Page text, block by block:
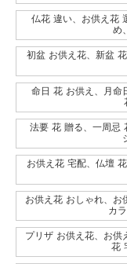
仏花 違い、お供え花
め
初盆 お供え花、新盆
命日 花 お供え、月命
法要 花 贈る、一周忌
お供え花 宅配、仏壇
お供え花 おしゃれ、お
カ
プリザ お供え花、お供
花